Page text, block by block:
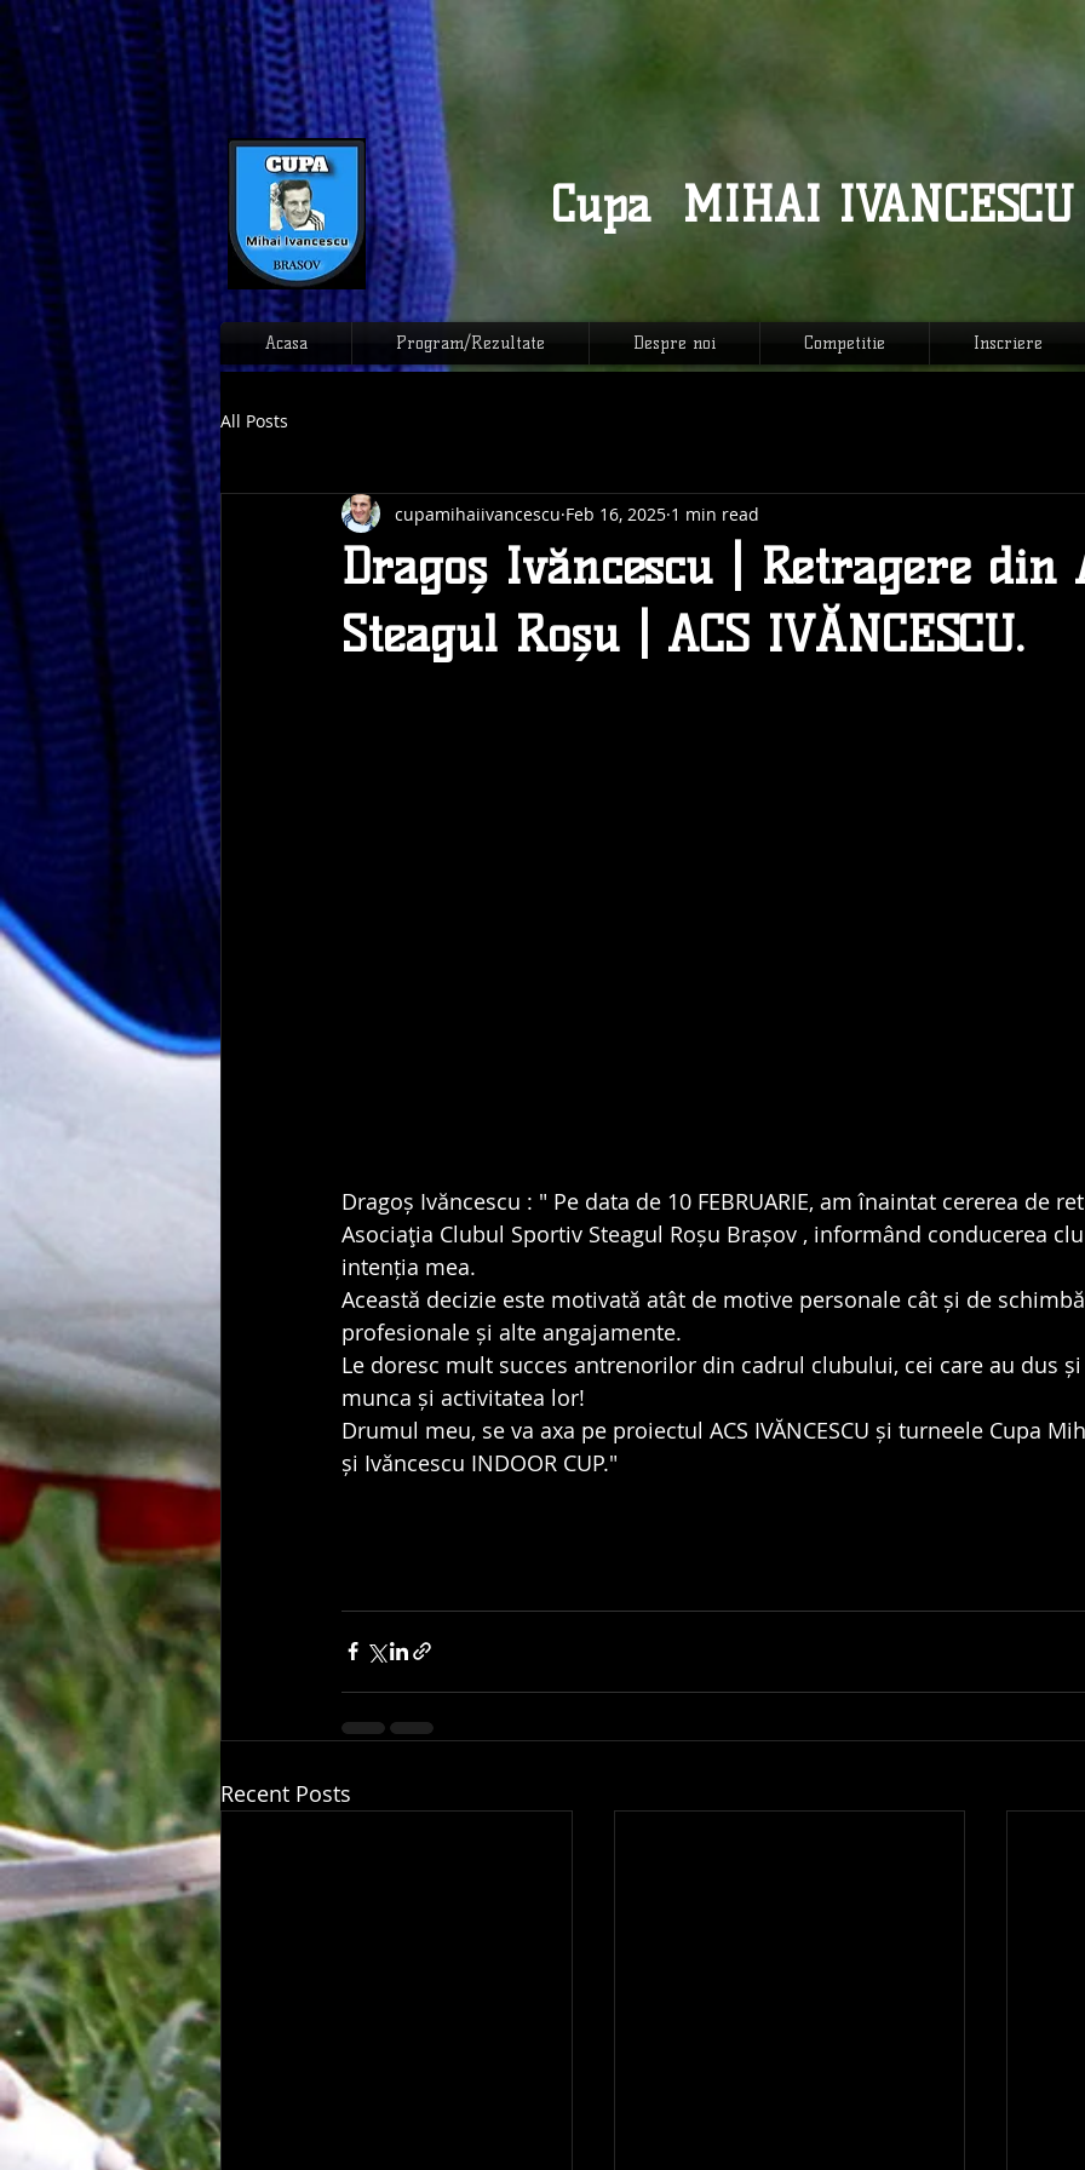
MIHAI IVANCESCU
Cupa
Acasa Program/Rezultate Despre noi Competitie Inscriere
All Posts
Dragoș Ivăncescu | Retragere din
Steagul Roșu | ACS IVĂNCESCU.
cupamihaiivancescu Feb 16, 2025 1 min read
Dragoș Ivăncescu : " Pe data de 10 FEBRUARIE, am înaintat cererea de
Asociaţia Clubul Sportiv Steagul Roșu Brașov , informând conducerea
intenția mea.
Această decizie este motivată atât de motive personale cât și de
profesionale și alte angajamente.
Le doresc mult succes antrenorilor din cadrul clubului, cei care au dus
munca și activitatea lor!
Drumul meu, se va axa pe proiectul ACS IVĂNCESCU și turneele Cupa
și Ivăncescu INDOOR CUP."
Recent Posts